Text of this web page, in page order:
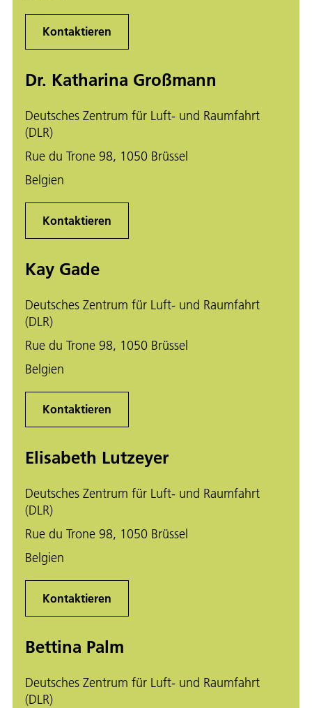
Kontaktieren
Dr. Katharina Großmann
Deutsches Zentrum für Luft- und Raumfahrt
(DLR)
Rue du Trone 98, 1050 Brüssel
Belgien
Kontaktieren
Kay Gade
Deutsches Zentrum für Luft- und Raumfahrt
(DLR)
Rue du Trone 98, 1050 Brüssel
Belgien
Kontaktieren
Elisabeth Lutzeyer
Deutsches Zentrum für Luft- und Raumfahrt
(DLR)
Rue du Trone 98, 1050 Brüssel
Belgien
Kontaktieren
Bettina Palm
Deutsches Zentrum für Luft- und Raumfahrt
(DLR)